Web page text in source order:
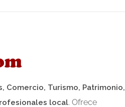
Comercio, Turismo, Patrimonio,
local. Ofrece